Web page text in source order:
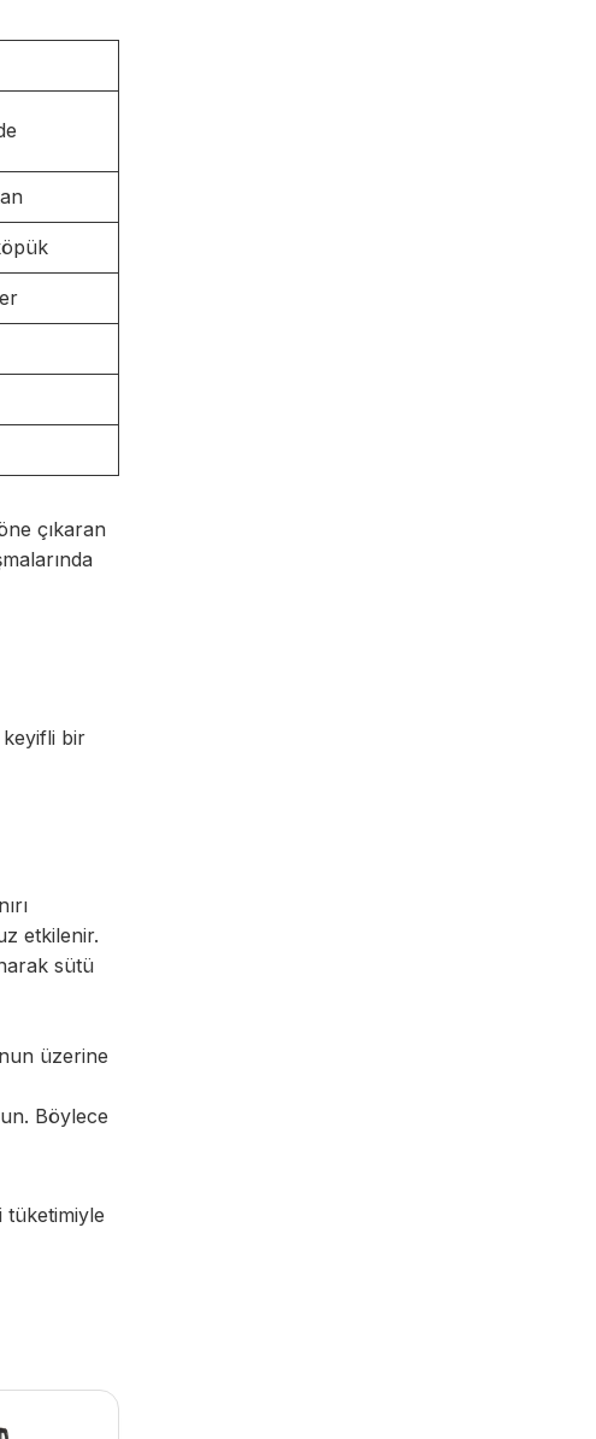
çıkaran
keyifli bir
etkilenir.
sütü
üzerine
Böylece
tüketimiyle